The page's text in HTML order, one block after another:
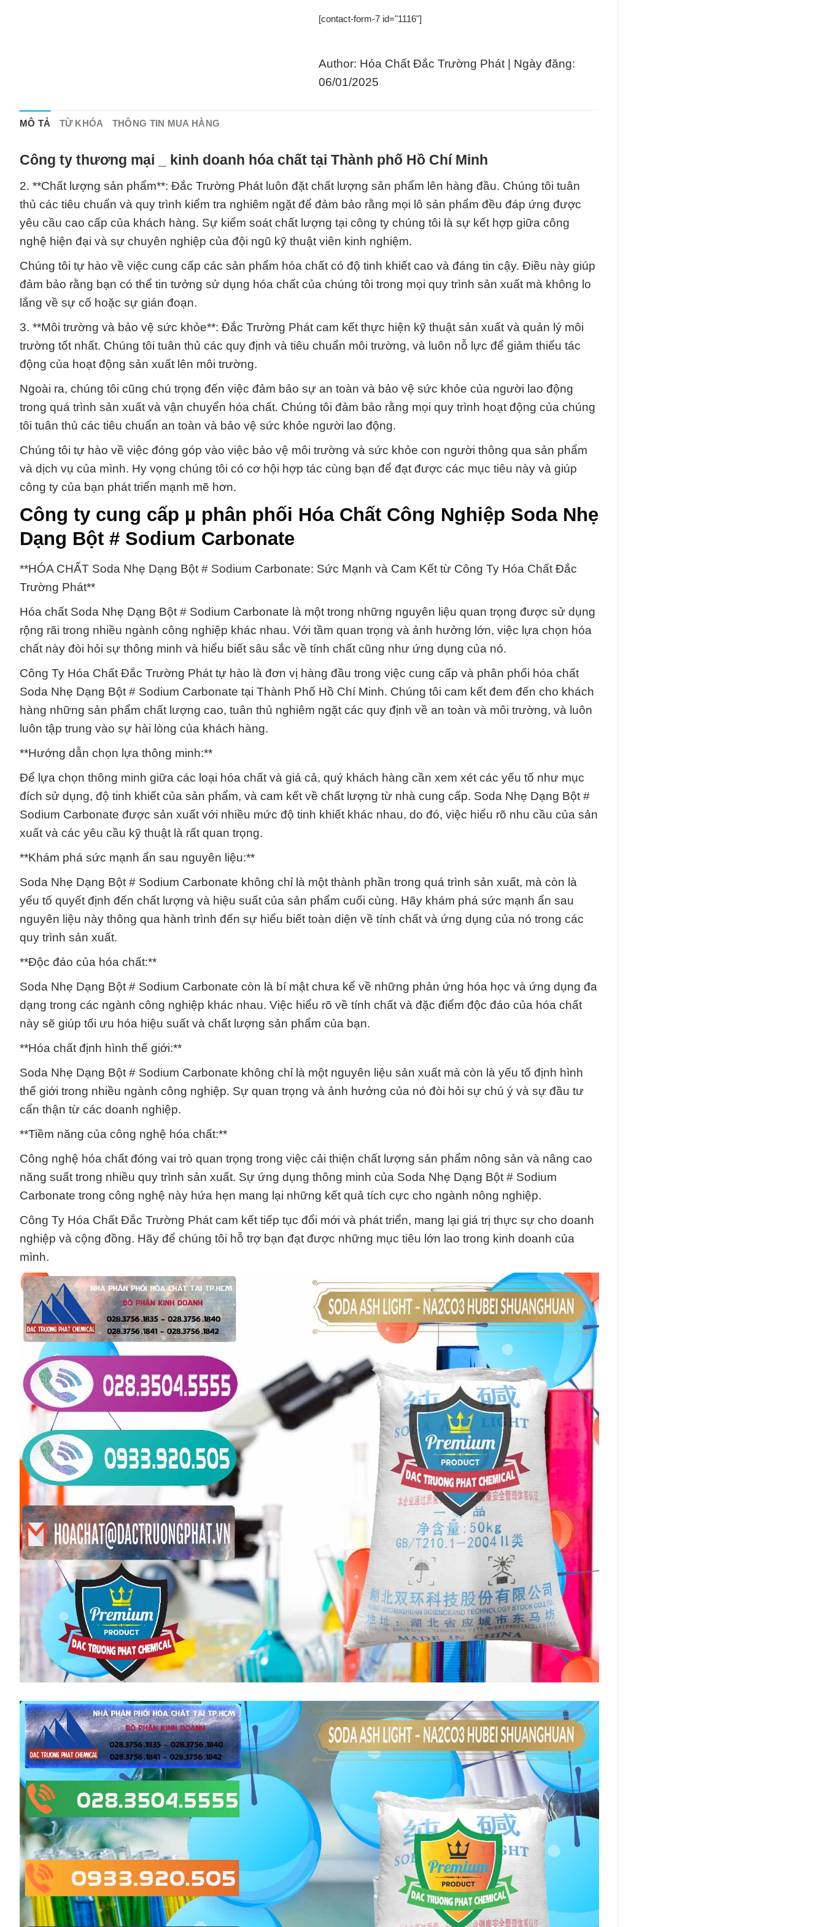
[contact-form-7 id="1116"]
Author: Hóa Chất Đắc Trường Phát | Ngày đăng:
06/01/2025
MÔ TẢ TỪ KHÓA THÔNG TIN MUA HÀNG
Công ty thương mại _ kinh doanh hóa chất tại Thành phố Hồ Chí Minh
2. **Chất lượng sản phẩm**: Đắc Trường Phát luôn đặt chất lượng sản phẩm lên hàng đầu. Chúng tôi tuân
thủ các tiêu chuẩn và quy trình kiểm tra nghiêm ngặt để đảm bảo rằng mọi lô sản phẩm đều đáp ứng được
yêu cầu cao cấp của khách hàng. Sự kiểm soát chất lượng tại công ty chúng tôi là sự kết hợp giữa công
nghệ hiện đại và sự chuyên nghiệp của đội ngũ kỹ thuật viên kinh nghiệm.
Chúng tôi tự hào về việc cung cấp các sản phẩm hóa chất có độ tinh khiết cao và đáng tin cậy. Điều này giúp
đảm bảo rằng bạn có thể tin tưởng sử dụng hóa chất của chúng tôi trong mọi quy trình sản xuất mà không lo
lắng về sự cố hoặc sự gián đoạn.
3. **Môi trường và bảo vệ sức khỏe**: Đắc Trường Phát cam kết thực hiện kỹ thuật sản xuất và quản lý môi
trường tốt nhất. Chúng tôi tuân thủ các quy định và tiêu chuẩn môi trường, và luôn nỗ lực để giảm thiểu tác
động của hoạt động sản xuất lên môi trường.
Ngoài ra, chúng tôi cũng chú trọng đến việc đảm bảo sự an toàn và bảo vệ sức khỏe của người lao động
trong quá trình sản xuất và vận chuyển hóa chất. Chúng tôi đảm bảo rằng mọi quy trình hoạt động của chúng
tôi tuân thủ các tiêu chuẩn an toàn và bảo vệ sức khỏe người lao động.
Chúng tôi tự hào về việc đóng góp vào việc bảo vệ môi trường và sức khỏe con người thông qua sản phẩm
và dịch vụ của mình. Hy vọng chúng tôi có cơ hội hợp tác cùng bạn để đạt được các mục tiêu này và giúp
công ty của bạn phát triển mạnh mẽ hơn.
Công ty cung cấp µ phân phối Hóa Chất Công Nghiệp Soda Nhẹ
Dạng Bột # Sodium Carbonate
**HÓA CHẤT Soda Nhẹ Dạng Bột # Sodium Carbonate: Sức Mạnh và Cam Kết từ Công Ty Hóa Chất Đắc
Trường Phát**
Hóa chất Soda Nhẹ Dạng Bột # Sodium Carbonate là một trong những nguyên liệu quan trọng được sử dụng
rộng rãi trong nhiều ngành công nghiệp khác nhau. Với tầm quan trọng và ảnh hưởng lớn, việc lựa chọn hóa
chất này đòi hỏi sự thông minh và hiểu biết sâu sắc về tính chất cũng như ứng dụng của nó.
Công Ty Hóa Chất Đắc Trường Phát tự hào là đơn vị hàng đầu trong việc cung cấp và phân phối hóa chất
Soda Nhẹ Dạng Bột # Sodium Carbonate tại Thành Phố Hồ Chí Minh. Chúng tôi cam kết đem đến cho khách
hàng những sản phẩm chất lượng cao, tuân thủ nghiêm ngặt các quy định về an toàn và môi trường, và luôn
luôn tập trung vào sự hài lòng của khách hàng.
**Hướng dẫn chọn lựa thông minh:**
Để lựa chọn thông minh giữa các loại hóa chất và giá cả, quý khách hàng cần xem xét các yếu tố như mục
đích sử dụng, độ tinh khiết của sản phẩm, và cam kết về chất lượng từ nhà cung cấp. Soda Nhẹ Dạng Bột #
Sodium Carbonate được sản xuất với nhiều mức độ tinh khiết khác nhau, do đó, việc hiểu rõ nhu cầu của sản
xuất và các yêu cầu kỹ thuật là rất quan trọng.
**Khám phá sức mạnh ẩn sau nguyên liệu:**
Soda Nhẹ Dạng Bột # Sodium Carbonate không chỉ là một thành phần trong quá trình sản xuất, mà còn là
yếu tố quyết định đến chất lượng và hiệu suất của sản phẩm cuối cùng. Hãy khám phá sức mạnh ẩn sau
nguyên liệu này thông qua hành trình đến sự hiểu biết toàn diện về tính chất và ứng dụng của nó trong các
quy trình sản xuất.
**Độc đáo của hóa chất:**
Soda Nhẹ Dạng Bột # Sodium Carbonate còn là bí mật chưa kể về những phản ứng hóa học và ứng dụng đa
dạng trong các ngành công nghiệp khác nhau. Việc hiểu rõ về tính chất và đặc điểm độc đáo của hóa chất
này sẽ giúp tối ưu hóa hiệu suất và chất lượng sản phẩm của bạn.
**Hóa chất định hình thế giới:**
Soda Nhẹ Dạng Bột # Sodium Carbonate không chỉ là một nguyên liệu sản xuất mà còn là yếu tố định hình
thế giới trong nhiều ngành công nghiệp. Sự quan trọng và ảnh hưởng của nó đòi hỏi sự chú ý và sự đầu tư
cẩn thận từ các doanh nghiệp.
**Tiềm năng của công nghệ hóa chất:**
Công nghệ hóa chất đóng vai trò quan trọng trong việc cải thiện chất lượng sản phẩm nông sản và nâng cao
năng suất trong nhiều quy trình sản xuất. Sự ứng dụng thông minh của Soda Nhẹ Dạng Bột # Sodium
Carbonate trong công nghệ này hứa hẹn mang lại những kết quả tích cực cho ngành nông nghiệp.
Công Ty Hóa Chất Đắc Trường Phát cam kết tiếp tục đổi mới và phát triển, mang lại giá trị thực sự cho doanh
nghiệp và cộng đồng. Hãy để chúng tôi hỗ trợ bạn đạt được những mục tiêu lớn lao trong kinh doanh của
mình.